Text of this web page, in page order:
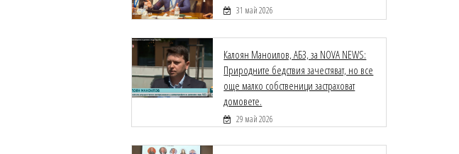
31 май 2026
Калоян Маноилов, АБЗ, за NOVA NEWS:
Природните бедствия зачестяват, но все
още малко собственици застраховат
домовете.
29 май 2026